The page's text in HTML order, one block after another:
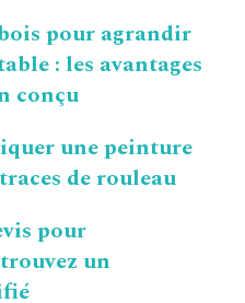
pour agrandir
: les avantages
conçu
une peinture
de rouleau
pour
un